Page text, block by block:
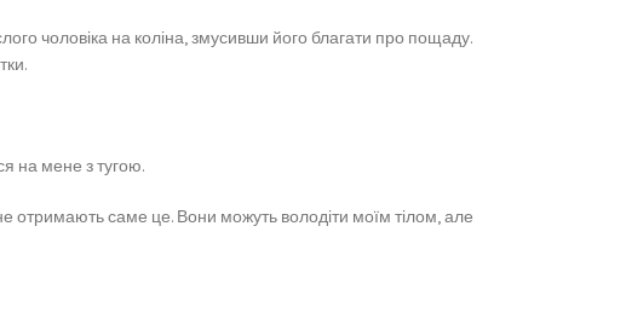
чоловіка на коліна, змусивши його благати про пощаду.
на мене з тугою.
отримають саме це. Вони можуть володіти моїм тілом, але